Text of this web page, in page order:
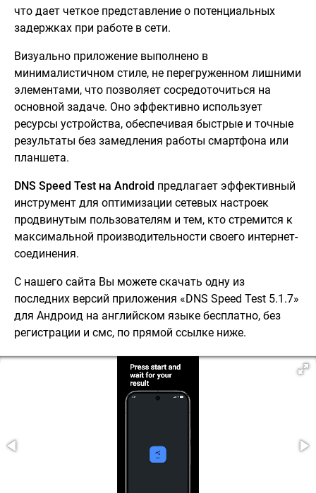
что дает четкое представление о потенциальных
задержках при работе в сети.
Визуально приложение выполнено в
минималистичном стиле, не перегруженном лишними
элементами, что позволяет сосредоточиться на
основной задаче. Оно эффективно использует
ресурсы устройства, обеспечивая быстрые и точные
результаты без замедления работы смартфона или
планшета.
DNS Speed Test на Android предлагает эффективный
инструмент для оптимизации сетевых настроек
продвинутым пользователям и тем, кто стремится к
максимальной производительности своего интернет-
соединения.
С нашего сайта Вы можете скачать одну из
последних версий приложения «DNS Speed Test 5.1.7»
для Андроид на английском языке бесплатно, без
регистрации и смс, по прямой ссылке ниже.